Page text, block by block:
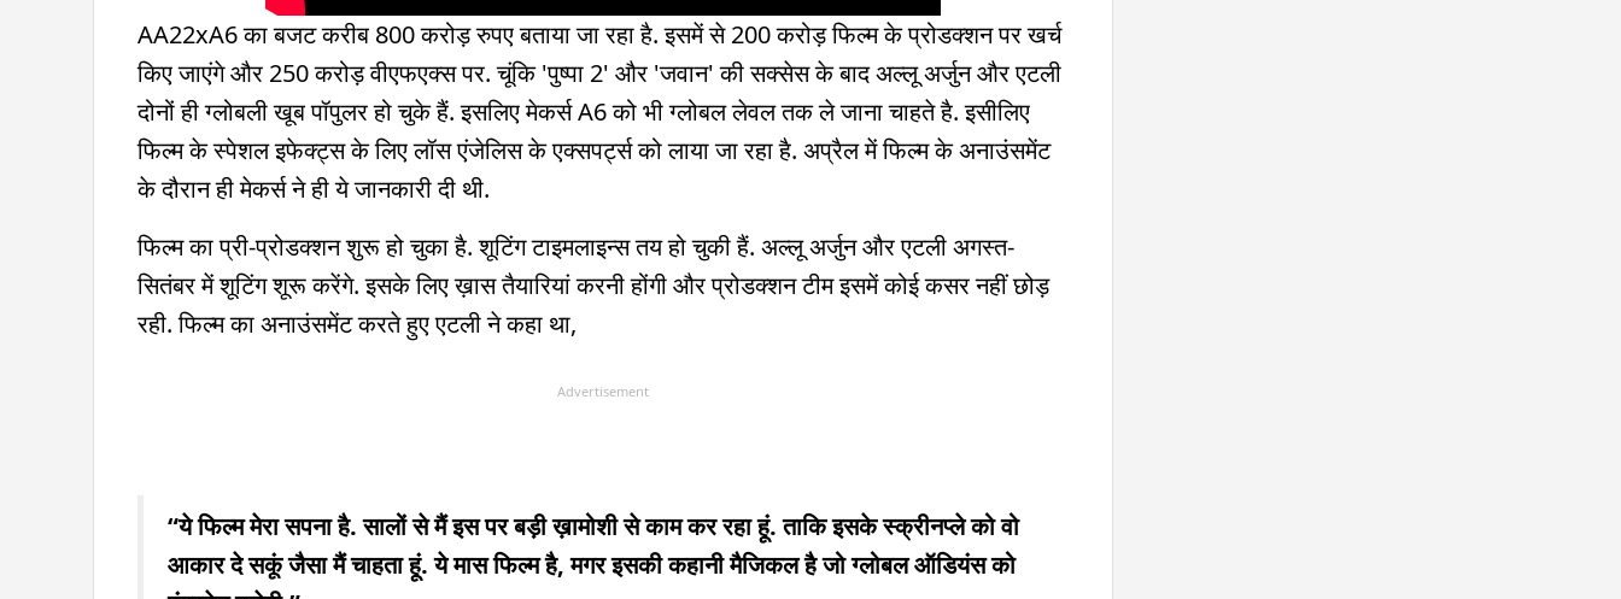
AA22xA6 का बजट करीब 800 करोड़ रुपए बताया जा रहा है. इसमें से 200 करोड़ फिल्म के प्रोडक्शन पर खर्च
किए जाएंगे और 250 करोड़ वीएफएक्स पर. चूंकि 'पुष्पा 2' और 'जवान' की सक्सेस के बाद अल्लू अर्जुन और एटली
दोनों ही ग्लोबली खूब पॉपुलर हो चुके हैं. इसलिए मेकर्स A6 को भी ग्लोबल लेवल तक ले जाना चाहते है. इसीलिए
फिल्म के स्पेशल इफेक्ट्स के लिए लॉस एंजेलिस के एक्सपर्ट्स को लाया जा रहा है. अप्रैल में फिल्म के अनाउंसमेंट
के दौरान ही मेकर्स ने ही ये जानकारी दी थी.
फिल्म का प्री-प्रोडक्शन शुरू हो चुका है. शूटिंग टाइमलाइन्स तय हो चुकी हैं. अल्लू अर्जुन और एटली अगस्त-
सितंबर में शूटिंग शूरू करेंगे. इसके लिए ख़ास तैयारियां करनी होंगी और प्रोडक्शन टीम इसमें कोई कसर नहीं छोड़
रही. फिल्म का अनाउंसमेंट करते हुए एटली ने कहा था,
Advertisement
“ये फिल्म मेरा सपना है. सालों से मैं इस पर बड़ी ख़ामोशी से काम कर रहा हूं. ताकि इसके स्क्रीनप्ले को वो
आकार दे सकूं जैसा मैं चाहता हूं. ये मास फिल्म है, मगर इसकी कहानी मैजिकल है जो ग्लोबल ऑडियंस को